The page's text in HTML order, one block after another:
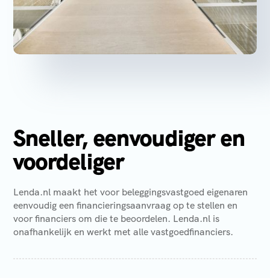
Sneller, eenvoudiger en
voordeliger
Lenda.nl maakt het voor beleggingsvastgoed eigenaren
eenvoudig een financieringsaanvraag op te stellen en
voor financiers om die te beoordelen. Lenda.nl is
onafhankelijk en werkt met alle vastgoedfinanciers.